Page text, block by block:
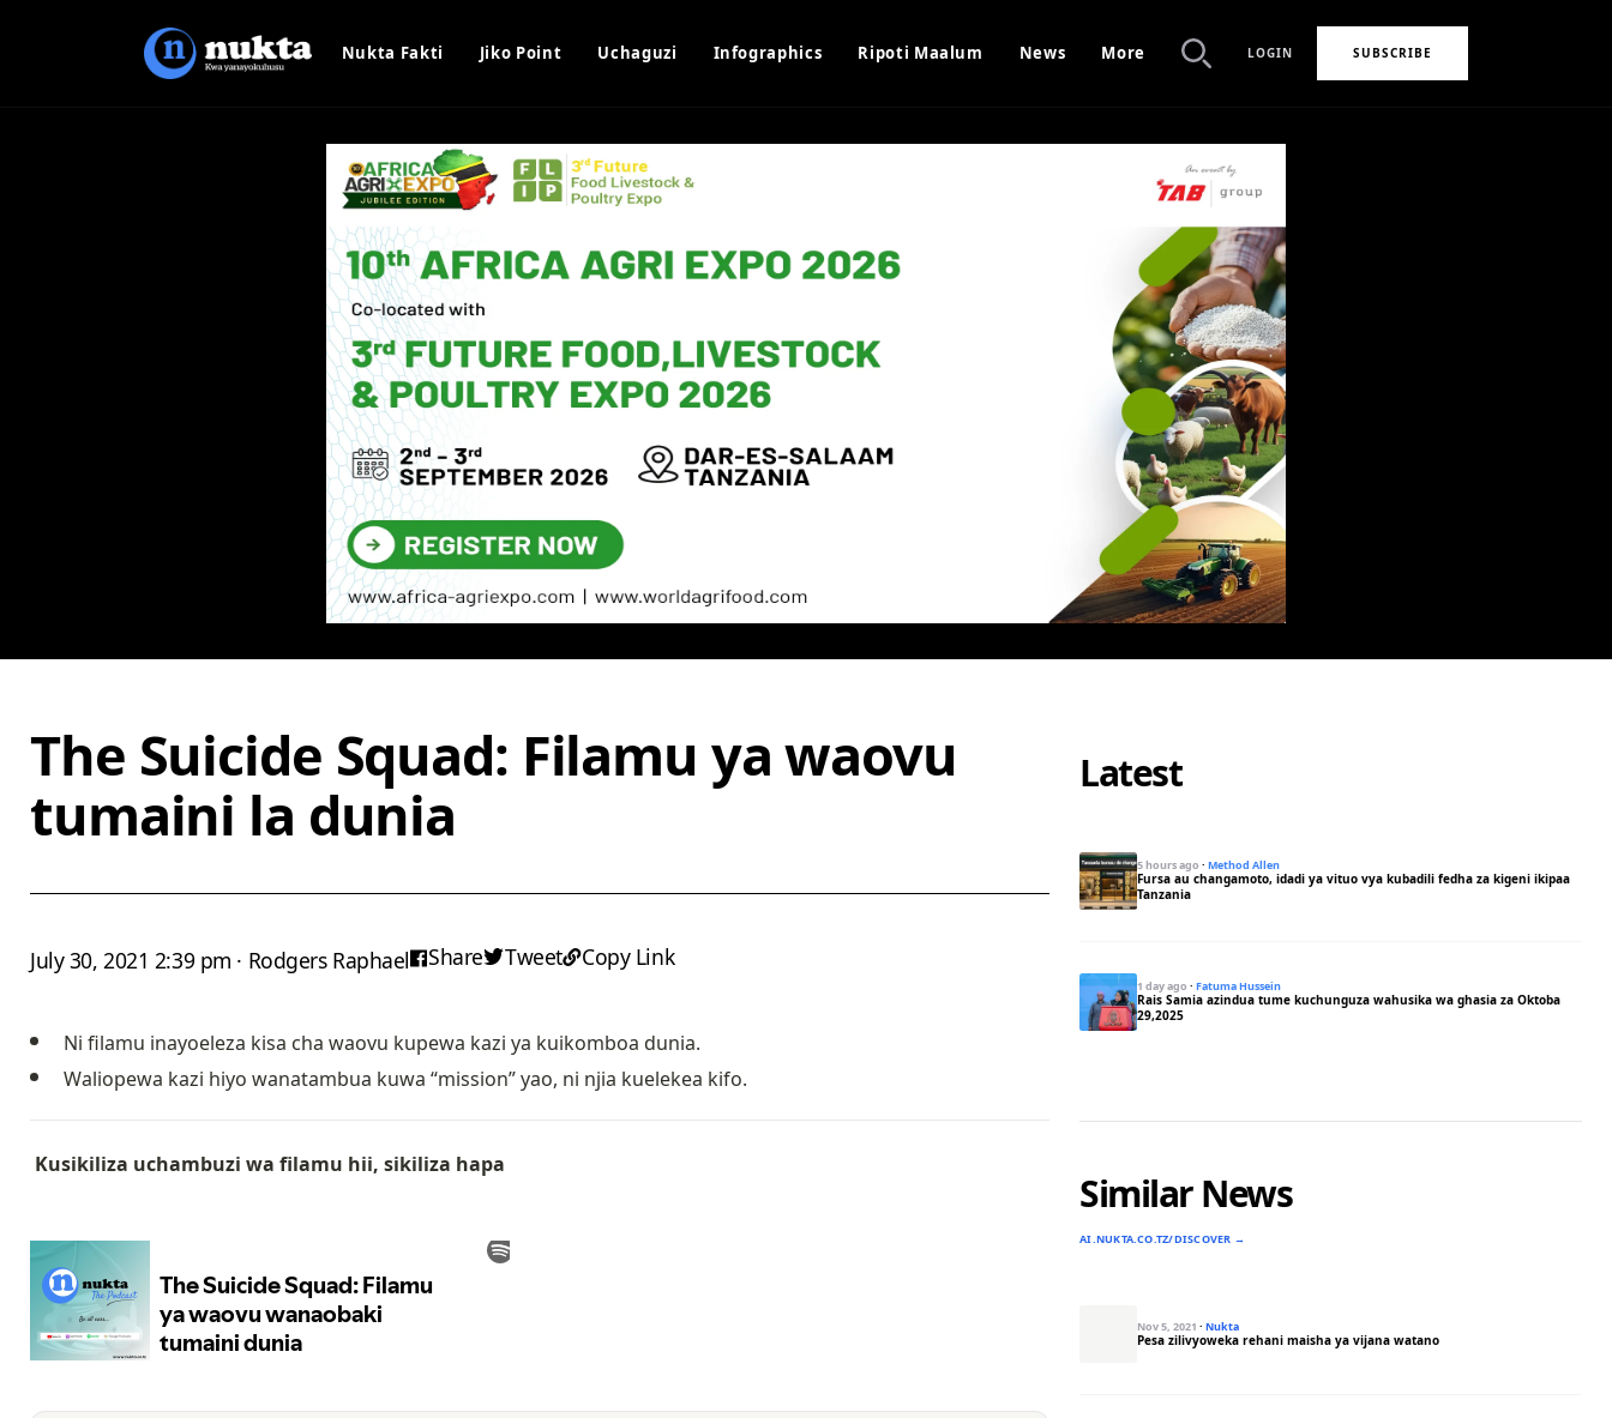
Nukta Fakti Jiko Point Uchaguzi Infographics Ripoti Maalum News More LOGIN SUBSCRIBE
The Suicide Squad: Filamu ya waovu
tumaini la dunia
July 30, 2021 2:39 pm · Rodgers Raphael Share Tweet Copy Link
Ni filamu inayoeleza kisa cha waovu kupewa kazi ya kuikomboa dunia.
Waliopewa kazi hiyo wanatambua kuwa “mission” yao, ni njia kuelekea kifo.
Kusikiliza uchambuzi wa filamu hii, sikiliza hapa
Latest
5 hours ago ·Method Allen
Fursa au changamoto, idadi ya vituo vya kubadili fedha za kigeni ikipaa
Tanzania
1 day ago ·Fatuma Hussein
Rais Samia azindua tume kuchunguza wahusika wa ghasia za Oktoba
29,2025
Similar News
AI.NUKTA.CO.TZ/DISCOVER →
Nov 5, 2021·Nukta
Pesa zilivyoweka rehani maisha ya vijana watano